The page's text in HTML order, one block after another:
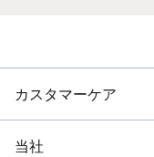
カスタマーケア
当社